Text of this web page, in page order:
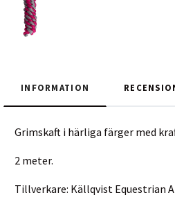
INFORMATION
Grimskaft i härliga färger med
2 meter.
Tillverkare: Källqvist Equestrian